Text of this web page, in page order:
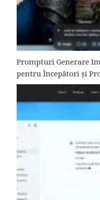
Prompturi Generare
pentru Începători și